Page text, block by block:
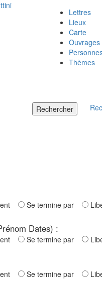
Lettres
Lieux
Carte
Ouvrages
Thèmes
Rechercher
Se termine par
Dates) :
Se termine par
Se termine par